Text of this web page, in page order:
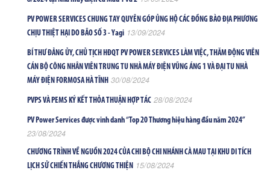
PV POWER SERVICES CHUNG TAY QUYÊN GÓP ỦNG HỘ CÁC ĐỒNG BÀO ĐỊA PHƯƠNG
CHỊU THIỆT HẠI DO BÃO SỐ 3 - Yagi 13/09/2024
BÍ THƯ ĐẢNG ỦY, CHỦ TỊCH HĐQT PV POWER SERVICES LÀM VIỆC, THĂM ĐỘNG VIÊN
CÁN BỘ CÔNG NHÂN VIÊN TRUNG TU NHÀ MÁY ĐIỆN VŨNG ÁNG 1 VÀ ĐẠI TU NHÀ
MÁY ĐIỆN FORMOSA HÀ TĨNH 30/08/2024
PVPS VÀ PEMS KÝ KẾT THỎA THUẬN HỢP TÁC 28/08/2024
PV Power Services được vinh danh “Top 20 Thương hiệu hàng đầu năm 2024”
23/08/2024
CHƯƠNG TRÌNH VỀ NGUỒN 2024 CỦA CHI BỘ CHI NHÁNH CÀ MAU TẠI KHU DI TÍCH
LỊCH SỬ CHIẾN THẮNG CHƯƠNG THIỆN 15/08/2024